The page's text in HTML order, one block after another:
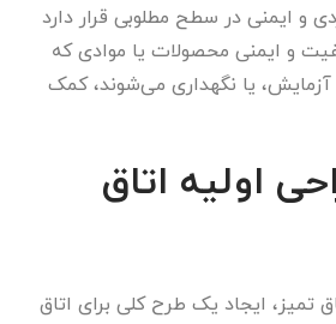
و ایمنی در سطح مطلوبی قرار دارد
و ایمنی محصولات یا موادی که
آزمایش، یا نگهداری می‌شوند، کمک
اولیه اتاق
تمیز، ایجاد یک طرح کلی برای اتاق